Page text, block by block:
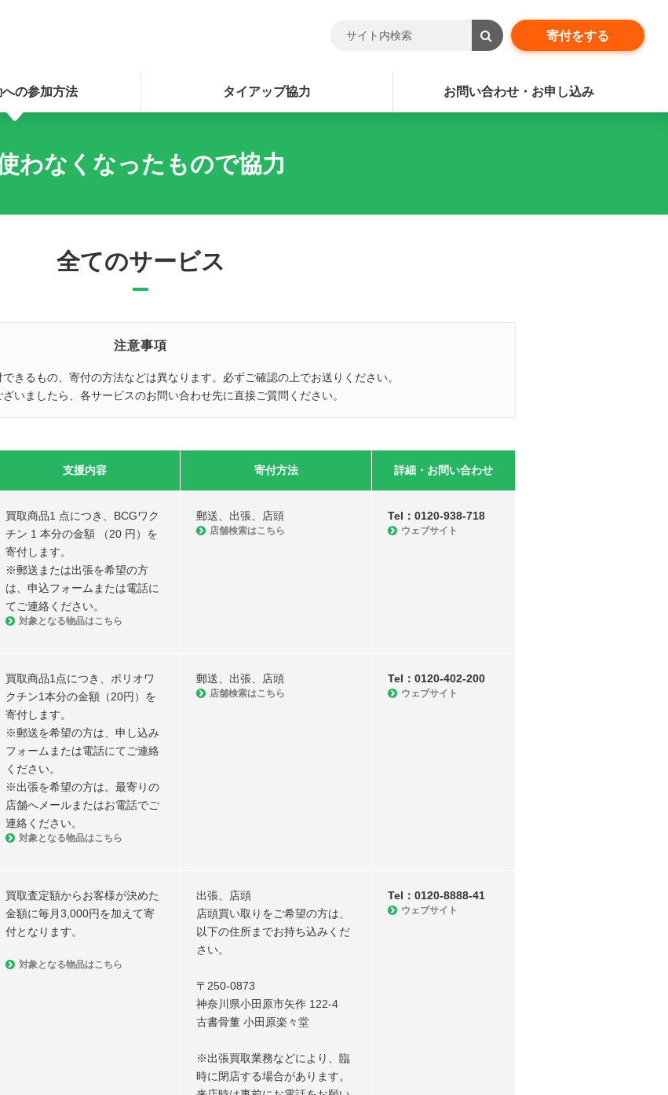
寄付をする
の参加方法 タイアップ協力 お問い合わせ・お申し込み
わなくなったもので協力
全てのサービス
注意事項
きるもの、寄付の方法などは異なります。必ずご確認の上でお送りください。
いましたら、各サービスのお問い合わせ先に直接ご質問ください。
支援内容 寄付方法 詳細・お問い合わせ
買取商品1 点につき、BCGワク
チン 1 本分の金額 （20 円）を
寄付します。
※郵送または出張を希望の方
は、申込フォームまたは電話に
てご連絡ください。
対象となる物品はこちら
郵送、出張、店頭
店舗検索はこちら
Tel：0120-938-718
ウェブサイト
買取商品1点につき、ポリオワ
クチン1本分の金額（20円）を
寄付します。
※郵送を希望の方は、申し込み
フォームまたは電話にてご連絡
ください。
※出張を希望の方は。最寄りの
店舗へメールまたはお電話でご
連絡ください。
対象となる物品はこちら
郵送、出張、店頭
店舗検索はこちら
Tel：0120-402-200
ウェブサイト
買取査定額からお客様が決めた
金額に毎月3,000円を加えて寄
付となります。
対象となる物品はこちら
出張、店頭
店頭買い取りをご希望の方は、
以下の住所までお持ち込みくだ
さい。
〒250-0873
神奈川県小田原市矢作 122-4
古書骨董 小田原楽々堂
※出張買取業務などにより、臨
時に閉店する場合があります。
Tel：0120-8888-41
ウェブサイト